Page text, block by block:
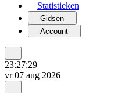
Statistieken
Gidsen
Account
23:27:29
vr 07 aug 2026